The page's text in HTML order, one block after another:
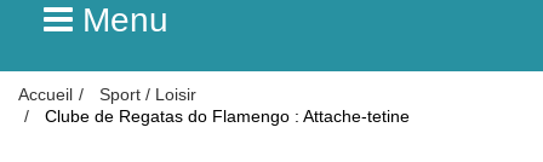
Menu
Accueil
Sport / Loisir
Clube de Regatas do Flamengo : Attache-tetine